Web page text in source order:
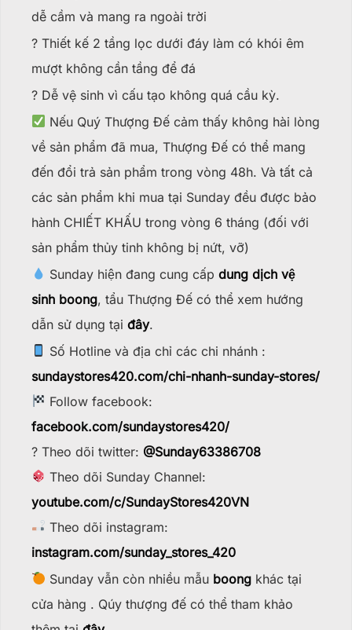
dễ cầm và mang ra ngoài trời
? Thiết kế 2 tầng lọc dưới đáy làm có khói êm
mượt không cần tầng để đá
? Dễ vệ sinh vì cấu tạo không quá cầu kỳ.
Nếu Quý Thượng Đế cảm thấy không hài lòng
về sản phẩm đã mua, Thượng Đế có thể mang
đến đổi trả sản phẩm trong vòng 48h. Và tất cả
các sản phẩm khi mua tại Sunday đều được bảo
hành CHIẾT KHẤU trong vòng 6 tháng (đối với
sản phẩm thủy tinh không bị nứt, vỡ)
Sunday hiện đang cung cấpdung dịch vệ
sinh boong, tẩu Thượng Đế có thể xem hướng
dẫn sử dụng tại đây.
Số Hotline và địa chỉ các chi nhánh :
sundaystores420.com/chi-nhanh-sunday-stores/
Follow facebook:
facebook.com/sundaystores420/
? Theo dõi twitter: @Sunday63386708
Theo dõi Sunday Channel:
youtube.com/c/SundayStores420VN
Theo dõi instagram:
instagram.com/sunday_stores_420
Sunday vẫn còn nhiều mẫu boong khác tại
cửa hàng . Qúy thượng đế có thể tham khảo